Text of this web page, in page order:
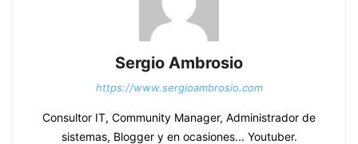
Sergio Ambrosio
https://www.sergioambrosio.com
Consultor IT, Community Manager, Administrador de
sistemas, Blogger y en ocasiones... Youtuber.